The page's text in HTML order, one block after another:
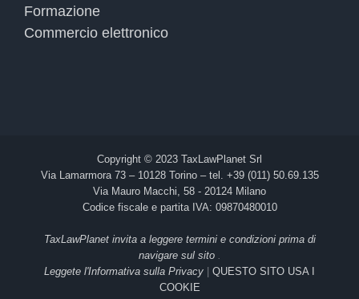
Formazione
Commercio elettronico
Copyright © 2023 TaxLawPlanet Srl
Via Lamarmora 73 – 10128 Torino – tel. +39 (011) 50.69.135
Via Mauro Macchi, 58 - 20124 Milano
Codice fiscale e partita IVA: 09870480010
TaxLawPlanet invita a leggere termini e condizioni prima di
navigare sul sito .
Leggete l'Informativa sulla Privacy
QUESTO SITO USA I
COOKIE